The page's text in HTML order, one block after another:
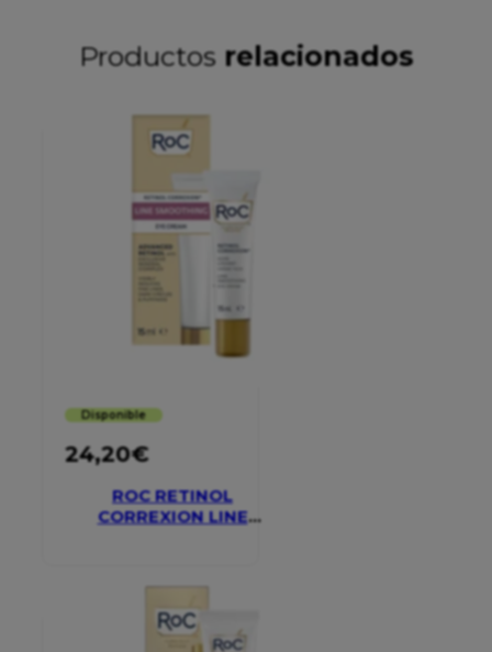
Productos relacionados
Disponible
24,20€
ROC RETINOL
CORREXION LINE